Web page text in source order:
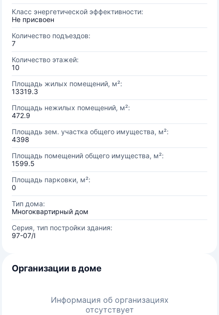
Класс энергетической эффективности:
Не присвоен
Количество подъездов:
7
Количество этажей:
10
Площадь жилых помещений, м²:
13319.3
Площадь нежилых помещений, м²:
472.9
Площадь зем. участка общего имущества, м²:
4398
Площадь помещений общего имущества, м²:
1599.5
Площадь парковки, м²:
0
Тип дома:
Многоквартирный дом
Серия, тип постройки здания:
97-07/I
Организации в доме
Информация об организациях
отсутствует